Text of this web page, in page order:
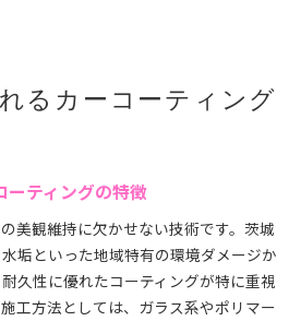
るカーコーティング
ーティングの特徴
美観維持に欠かせない技術です。茨城
垢といった地域特有の環境ダメージか
久性に優れたコーティングが特に重視
工方法としては、ガラス系やポリマー